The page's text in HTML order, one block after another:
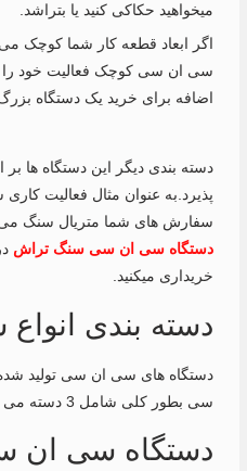
میخواهید حکاکی کنید یا بتراشد.
اگر ابعاد قطعه کار شما کوچک می
سی ان سی کوچک فعالیت خود را
اضافه برای خرید یک دستگاه بزرگ
دسته بندی دیگر این دستگاه ها
پذیرد.به عنوان مثال فعالیت
سفارش های شما متریال سنگ
دستگاه سی ان سی سنگ تراش
خریداری میکنید.
دسته بندی
دستگاه های سی ان سی تولید
سی بطور کلی شامل 3 دسته می باشند:
دستگاه سی ان